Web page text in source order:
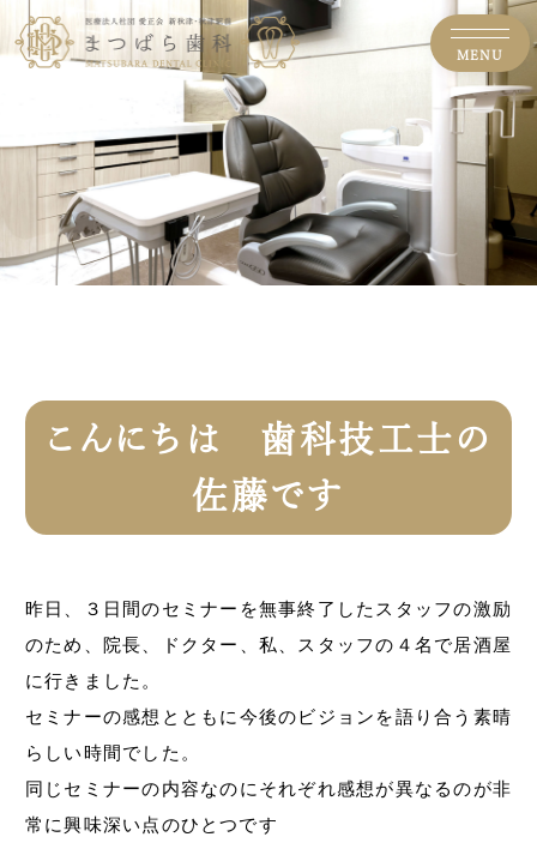
こんにちは 歯科技工士の
佐藤です
昨日、３日間のセミナーを無事終了したスタッフの激励
のため、院長、ドクター、私、スタッフの４名で居酒屋
に行きました。
セミナーの感想とともに今後のビジョンを語り合う素晴
らしい時間でした。
同じセミナーの内容なのにそれぞれ感想が異なるのが非
常に興味深い点のひとつです
MENU